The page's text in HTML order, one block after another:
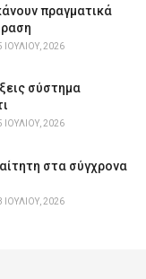
πραγματικά
ΙΟΥΛΊΟΥ, 2026
σύστημα
ΙΟΥΛΊΟΥ, 2026
στα σύγχρονα
ΙΟΥΛΊΟΥ, 2026